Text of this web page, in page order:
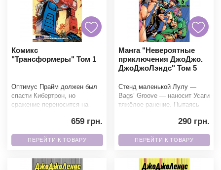
Комикс
"Трансформеры" Том 1
Оптимус Прайм должен был
спасти Кибертрон, но
сражение переносится на
и Десептиконами. Старые
659 грн.
ПЕРЕЙТИ К ТОВАРУ
Манга "Невероятные
приключения ДжоДжо.
ДжоДжоЛэндс" Том 5
Стенд маленькой Лулу —
Bags’ Groove — наносит Усаги
тяжёлое ранение. Пытаясь
290 грн.
ПЕРЕЙТИ К ТОВАРУ